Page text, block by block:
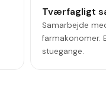
Tværfagligt
Samarbejde
farmakonomer.
stuegange.